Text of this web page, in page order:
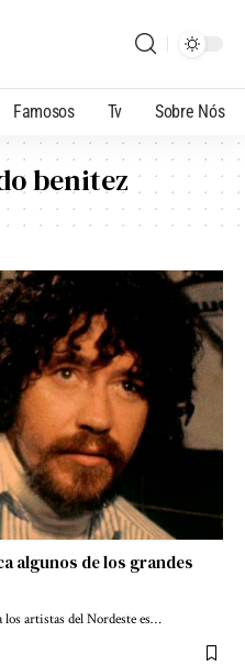
Famosos Tv Sobre Nós
benitez
algunos de los grandes
artistas del Nordeste es…